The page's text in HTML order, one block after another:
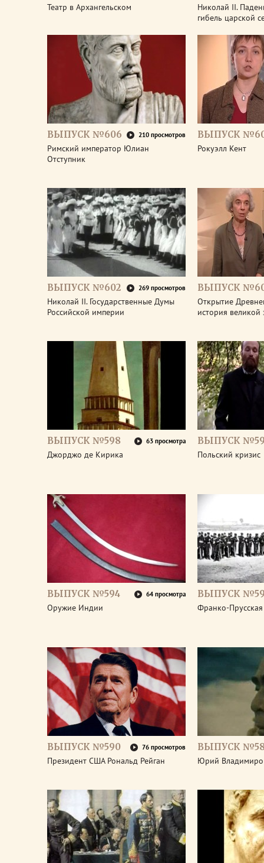
Театр в Архангельском
Николай II.
гибель царской
ВЫПУСК №606 210 просмотров
Римский император Юлиан
Отступник
ВЫПУСК
Рокуэлл Кент
ВЫПУСК №602 269 просмотров
Николай II. Государственные Думы
Российской империи
ВЫПУСК
Открытие
история великой
ВЫПУСК №598 63 просмотра
Джорджо де Кирика
ВЫПУСК
Польский кризис
ВЫПУСК №594 64 просмотра
Оружие Индии
ВЫПУСК
Франко-
ВЫПУСК №590 76 просмотров
Президент США Рональд Рейган
ВЫПУСК
Юрий